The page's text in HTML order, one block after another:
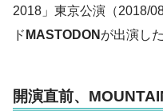
2018」東京公演（2018/
ド MASTODON が出演した
開演直前、